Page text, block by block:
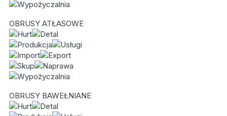
OBRUSY ATŁASOWE
OBRUSY BAWEŁNIANE